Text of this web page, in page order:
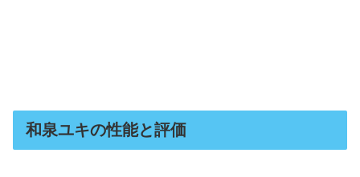
和泉ユキの性能と評価